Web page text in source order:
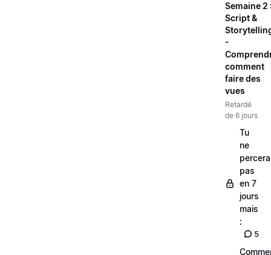
Semaine 2
Script &
-
comment
faire des
vues
Retardé
de 6 jours
Tu
ne
pas
en 7
jours
mais
:
5